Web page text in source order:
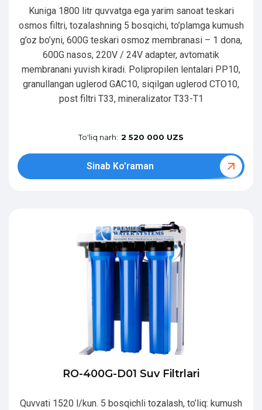
Kuniga 1800 litr quvvatga ega yarim sanoat teskari
osmos filtri, tozalashning 5 bosqichi, to’plamga kumush
g’oz bo’yni, 600G teskari osmoz membranasi – 1 dona,
600G nasos, 220V / 24V adapter, avtomatik
membranani yuvish kiradi. Polipropilen lentalari PP10,
granullangan uglerod GAC10, siqilgan uglerod CTO10,
post filtri T33, mineralizator T33-T1
To'liq narh: 2 520 000 UZS
Sinab Ko'raman
RO-400G-D01 Suv Filtrlari
Quvvati 1520 l/kun. 5 bosqichli tozalash, to’liq: kumush